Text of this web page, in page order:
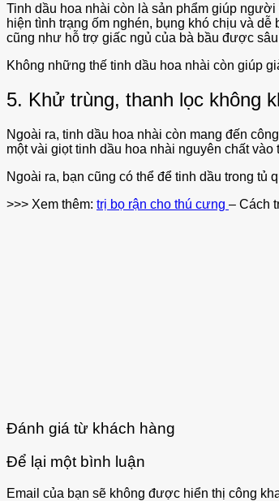
Tinh dầu hoa nhài còn là sản phẩm giúp
hiện tình trạng ốm nghén, bụng khó chịu và
cũng như hỗ trợ giấc ngủ của bà bầu được
Không những thế tinh dầu hoa nhài còn giúp
5. Khử trùng, thanh lọc không
Ngoài ra, tinh dầu hoa nhài còn mang đến
một vài giọt tinh dầu hoa nhài nguyên chất
Ngoài ra, bạn cũng có thể để tinh dầu trong
>>> Xem thêm: trị bọ rận cho thú cưng – Cách
Đánh giá từ khách hàng
Để lại một bình luận
Email của bạn sẽ không được hiển thị công